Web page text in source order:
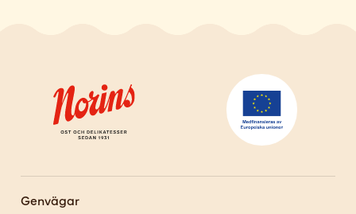
Genvägar